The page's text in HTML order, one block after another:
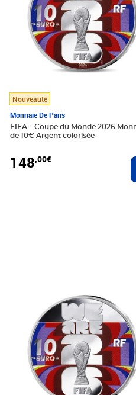
au panier
Nouveauté
Monnaie De Paris
FIFA – Coupe du Monde 2026
de 10€ Argent colorisée
148,00€